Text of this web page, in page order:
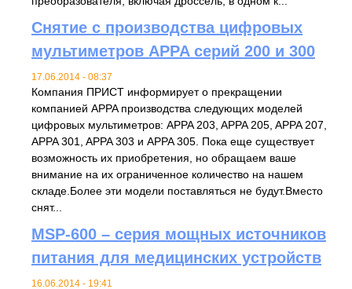
Снятие с производства цифровых
мультиметров APPA серий 200 и 300
17.06.2014 - 08:37
Компания ПРИСТ информирует о прекращении
компанией APPA производства следующих моделей
цифровых мультиметров: APPA 203, APPA 205, APPA 207,
APPA 301, APPA 303 и APPA 305. Пока еще существует
возможность их приобретения, но обращаем ваше
внимание на их ограниченное количество на нашем
складе.Более эти модели поставляться не будут.Вместо
снят...
MSP-600 – серия мощных источников
питания для медицинских устройств
16.06.2014 - 19:41